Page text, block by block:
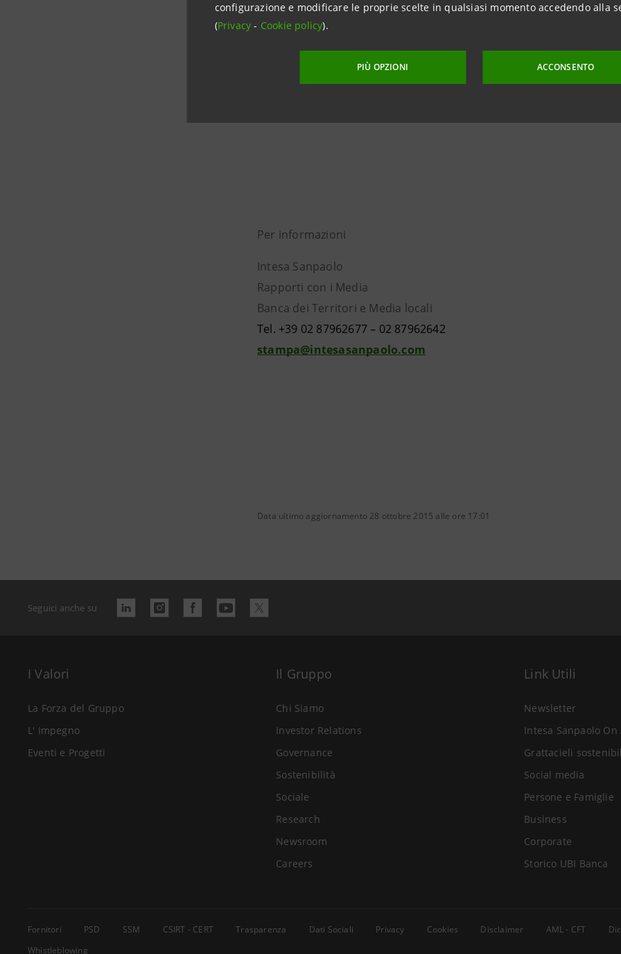
configurazione e modificare le proprie scelte in qualsiasi momento accedendo alla
(Privacy- Cookie policy).
PIÙ OPZIONI ACCONSENTO
femminile supera il 60%, e l’Italia si posiziona tra gli ultimi posti al
(114° posto su 142, dato del World Economic Forum, Rapporto 2014).
fin dall’inizio nell’iniziativa, oggi WorkHer vanta al suo fianco anche la
Professional Women Association, Acta e la media partnership del blog
Per informazioni
Intesa Sanpaolo
Rapporti con i Media
Banca dei Territori e Media locali
Tel. +39 02 87962677 – 02 87962642
stampa@intesasanpaolo.com
Data ultimo aggiornamento 28 ottobre 2015 alle ore 17:01
Seguici anche su
I Valori
La Forza del Gruppo
L' Impegno
Eventi e Progetti
Il Gruppo
Chi Siamo
Investor Relations
Governance
Sostenibilità
Sociale
Research
Newsroom
Careers
Link Utili
Newsletter
Intesa Sanpaolo On
Grattacieli
Social media
Persone e Famiglie
Business
Corporate
Storico UBI Banca
Fornitori PSD SSM CSIRT - CERT Trasparenza Dati Sociali Privacy Cookies Disclaimer AML - CFT
Whistleblowing